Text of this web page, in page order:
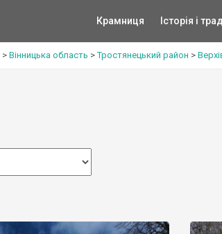
Крамниця Історія і
> Вінницька область >Тростянецький район >